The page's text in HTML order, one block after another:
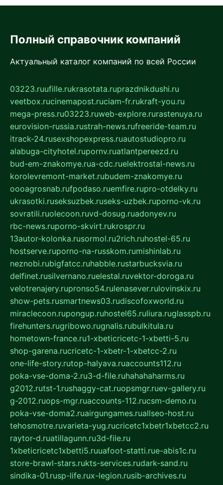
Полный справочник компаний
Актуальный каталог компаний по всей России
03223.ruufille.rukrasotata.ruprazdnikdushi.ru
veetbox.rucinemapost.ruciam-fr.rukraft-you.ru
mega-press.ru03223.ruweb-explore.rurastenuya.ru
eurovision-russia.rustrah-news.rufreeride-team.ru
itrack-24.rusexshopexpress.ruautostudiopro.ru
alabuga-cityhotel.rupornv.ruatlantpereezd.ru
bud-em-znakomye.rua-cdc.ruelektrostal-news.ru
korolevremont-market.rubudem-znakomye.ru
oooagrosnab.rufpodaso.ruemfire.rupro-otdelky.ru
ukrasotki.ruseksuzbek.ruseks-uzbek.ruporno-vk.ru
sovratili.ruolecoon.ruvd-dosug.ruadonyev.ru
rbc-news.ruporno-skvirt.rukrospr.ru
13autor-kolonka.rusormol.ru2rich.ruhostel-65.ru
hostserve.ruporno-na-russkom.rumishinlab.ru
neznobi.rubigfatcc.ruhabble.rustarbucksvia.ru
delfinet.rusilvernano.ruelestal.ruvektor-doroga.ru
velotrenajery.rupronso54.rulenasever.rulovinskix.ru
show-pets.rusmartnews03.rudiscofoxworld.ru
miraclecoon.rupongup.ruhostel65.ruliura.ruglasspb.ru
firehunters.rugribowo.rugnalis.rubulkitula.ru
hometown-france.ru1-xbeticricetc-1-xbetti-5.ru
shop-garena.rucricetc-1-xbetr-1-xbetcc-2.ru
one-life-story.rutop-halyava.ruaccounts112.ru
poka-vse-doma-2.ru3-d-file.ruhahahaharms.ru
g2012.rutst-1.rushaggy-cat.ruopsmgr.ruev-gallery.ru
g-2012.ruops-mgr.ruaccounts-112.rucsm-demo.ru
poka-vse-doma2.ruairgungames.ruallseo-host.ru
tehosmotre.ruvarieta-yug.rucricetc1xbetr1xbetcc2.ru
raytor-d.ruatillagunn.ru3d-file.ru
1xbeticricetc1xbetti5.ruuafoot-statti.rue-abis1c.ru
store-brawl-stars.rukts-services.rudark-sand.ru
sindika-01.rusp-life.rux-legion.rusib-archives.ru